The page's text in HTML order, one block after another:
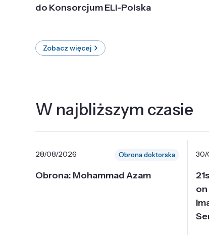
do Konsorcjum ELI-Polska
Zobacz więcej
W najbliższym czasie
28/08/2026 Obrona doktorska
Obrona: Mohammad Azam
30/